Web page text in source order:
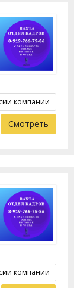
компании
Смотреть
компании